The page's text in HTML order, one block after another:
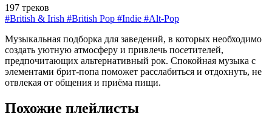
197 треков
#British & Irish #British Pop #Indie #Alt-Pop
Музыкальная подборка для заведений, в которых необходимо
создать уютную атмосферу и привлечь посетителей,
предпочитающих альтернативный рок. Спокойная музыка с
элементами брит-попа поможет расслабиться и отдохнуть, не
отвлекая от общения и приёма пищи.
Похожие плейлисты